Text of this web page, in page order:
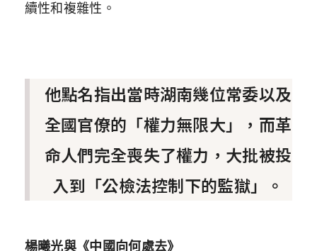
續性和複雜性。
他點名指出當時湖南幾位常委以及
全國官僚的「權力無限大」，而革
命人們完全喪失了權力，大批被投
入到「公檢法控制下的監獄」。
楊曦光與《中國向何處去》